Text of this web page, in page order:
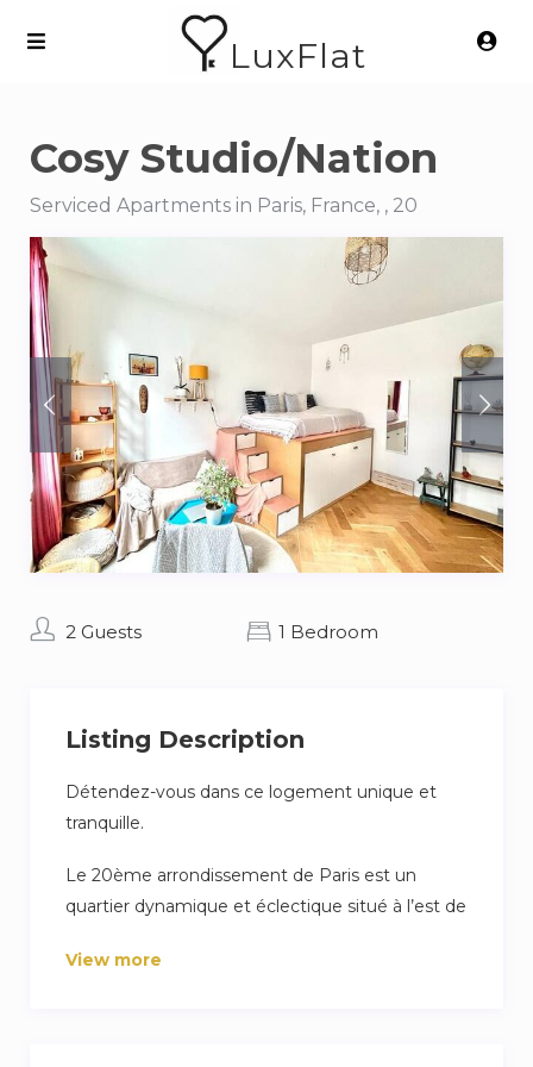
LuxFlat
Cosy Studio/Nation
Serviced Apartments in Paris, France, , 20
2 Guests 1 Bedroom
Listing Description
Détendez-vous dans ce logement unique et
tranquille.
Le 20ème arrondissement de Paris est un
quartier dynamique et éclectique situé à l’est de
mélangeant une riche histoire, une culture
View more